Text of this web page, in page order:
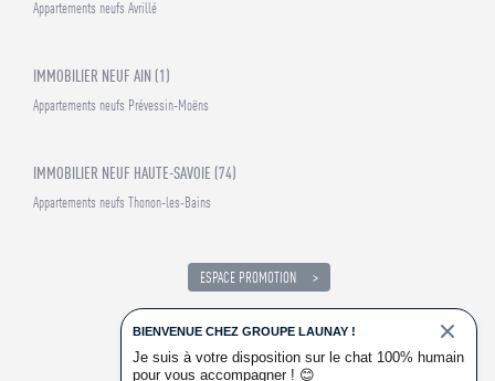
Appartements neufs Avrillé
IMMOBILIER NEUF AIN (1)
Appartements neufs Prévessin-Moëns
IMMOBILIER NEUF HAUTE-SAVOIE (74)
Appartements neufs Thonon-les-Bains
ESPACE PROMOTION
RECRUTEMENT ACCÉDER
BIENVENUE CHEZ GROUPE LAUNAY !
Je suis à votre disposition sur le chat 100% humain
pour vous accompagner ! 😊